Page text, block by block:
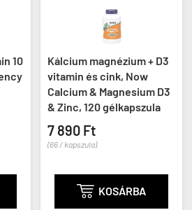
10
Kálcium magnézium + D3
vitamin és cink, Now
Calcium & Magnesium D3
& Zinc, 120 gélkapszula
7 890 Ft
(66 / kapszula)
 KOSÁRBA